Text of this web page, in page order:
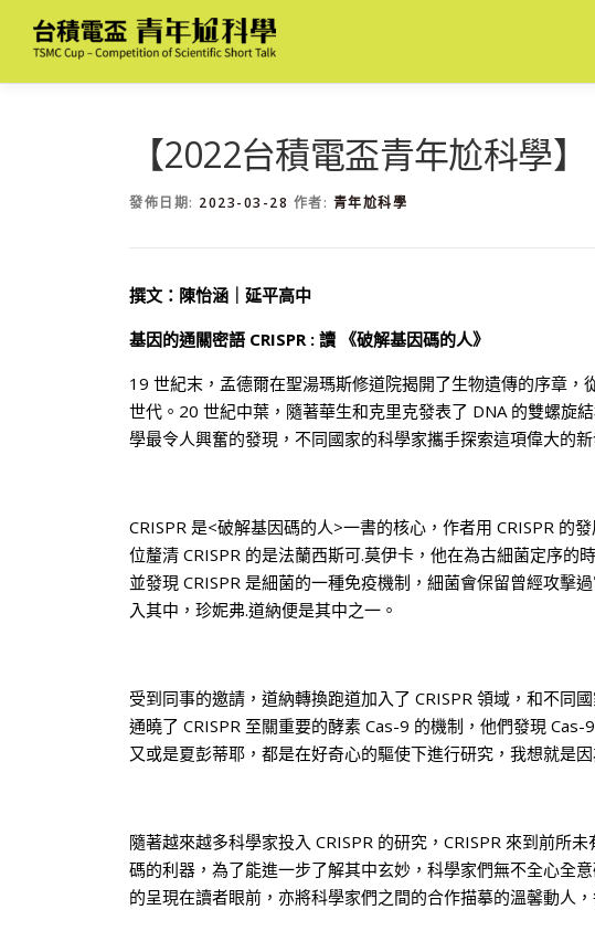
要
【2022台積電盃青年尬科學
發佈日期: 2023-03-28 作者: 青年尬科學
撰文：陳怡涵｜延平高中
基因的通關密語 CRISPR : 讀 《破解基因碼的人》
19 世紀末，孟德爾在聖湯瑪斯修道院揭開了生物遺傳的序章
世代。20 世紀中葉，隨著華生和克里克發表了 DNA 的雙螺旋
學最令人興奮的發現，不同國家的科學家攜手探索這項偉大的
CRISPR 是<破解基因碼的人>一書的核心，作者用 CRISPR 的
位釐清 CRISPR 的是法蘭西斯可.莫伊卡，他在為古細菌定序
並發現 CRISPR 是細菌的一種免疫機制，細菌會保留曾經攻擊
入其中，珍妮弗.道納便是其中之一。
受到同事的邀請，道納轉換跑道加入了 CRISPR 領域，和不同
通曉了 CRISPR 至關重要的酵素 Cas-9 的機制，他們發現
又或是夏彭蒂耶，都是在好奇心的驅使下進行研究，我想就是
隨著越來越多科學家投入 CRISPR 的研究，CRISPR 來到前所
碼的利器，為了能進一步了解其中玄妙，科學家們無不全心全
的呈現在讀者眼前，亦將科學家們之間的合作描摹的溫馨動人